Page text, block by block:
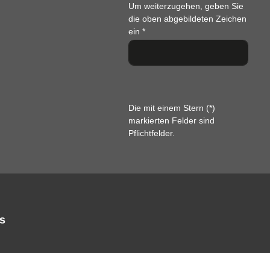
Um weiterzugehen, geben Sie
die oben abgebildeten Zeichen
ein*
Die mit einem Stern (*)
markierten Felder sind
Pflichtfelder.